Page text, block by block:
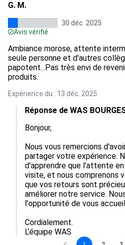
G. M.
30 déc. 2025
Avis vérifié
Ambiance morose, attente
seule personne et d'autres
papotent...Pas très envi de
produits.
Expérience du : 13 déc. 2025
Réponse de WAS
Bonjour,
Nous vous remercions
partager votre expérience.
d'apprendre que l'attente
visite, et nous comprenons
que vos retours sont
améliorer notre service.
l'opportunité de vous
Cordialement.
L’équipe WAS